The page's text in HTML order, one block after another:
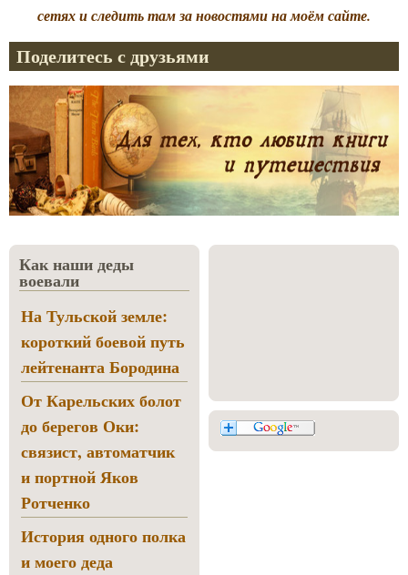
сетях и следить там за новостями на моём сайте.
Поделитесь с друзьями
Как наши деды
воевали
На Тульской земле:
короткий боевой путь
лейтенанта Бородина
От Карельских болот
до берегов Оки:
связист, автоматчик
и портной Яков
Ротченко
История одного полка
и моего деда